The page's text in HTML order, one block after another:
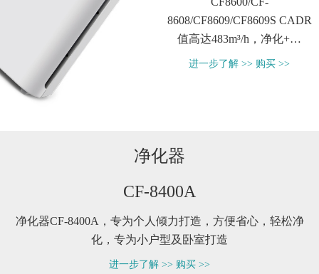
8608/CF8609/CF8609S CADR
值高达483m³/h，净化+除
菌，大洁净空气量引领者
进一步了解 >> 购买 >>
净化器
CF-8400A
净化器CF-8400A，专为个人倾力打造，方便省心，轻松净
化，专为小户型及卧室打造
进一步了解 >> 购买 >>